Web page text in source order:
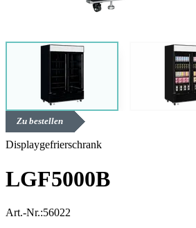
Zu bestellen
Displaygefrierschrank
LGF5000B
Art.-Nr.:56022